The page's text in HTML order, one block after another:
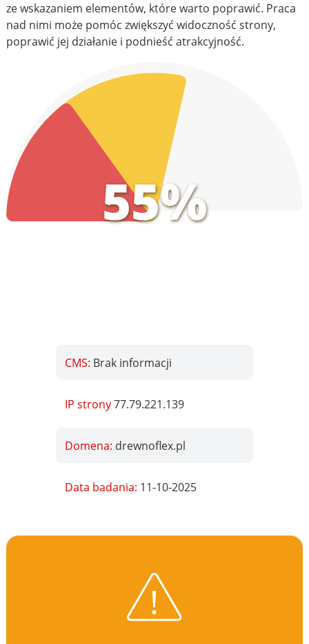
ze wskazaniem elementów, które warto poprawić. Praca
nad nimi może pomóc zwiększyć widoczność strony,
poprawić jej działanie i podnieść atrakcyjność.
55%
CMS: Brak informacji
IP strony77.79.221.139
Domena: drewnoflex.pl
Data badania: 11-10-2025